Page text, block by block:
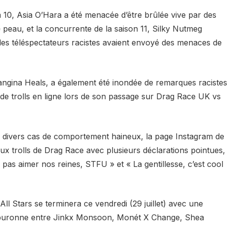
Asia O’Hara a été menacée d’être brûlée vive par des
et la concurrente de la saison 11, Silky Nutmeg
téléspectateurs racistes avaient envoyé des menaces de
Heals, a également été inondée de remarques racistes
trolls en ligne lors de son passage sur Drag Race UK vs
cas de comportement haineux, la page Instagram de
trolls de Drag Race avec plusieurs déclarations pointues,
aimer nos reines, STFU » et « La gentillesse, c’est cool
Stars se terminera ce vendredi (29 juillet) avec une
entre Jinkx Monsoon, Monét X Change, Shea